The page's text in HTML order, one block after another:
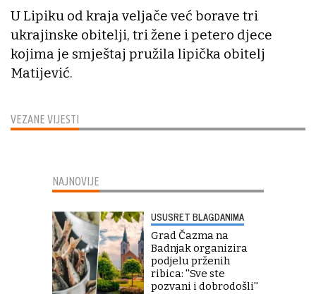
VEZANE VIJESTI
U Lipiku od kraja veljače već borave tri
ukrajinske obitelji, tri žene i petero djece
kojima je smještaj pružila lipička obitelj
Matijević.
NAJNOVIJE
USUSRET BLAGDANIMA
Grad Čazma na
Badnjak organizira
podjelu prženih
ribica: ''Sve ste
pozvani i dobrodošli''